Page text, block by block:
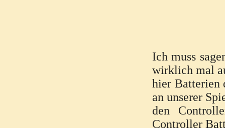
Ich muss
wirklich mal
hier Batterien
an unserer
den
Controller